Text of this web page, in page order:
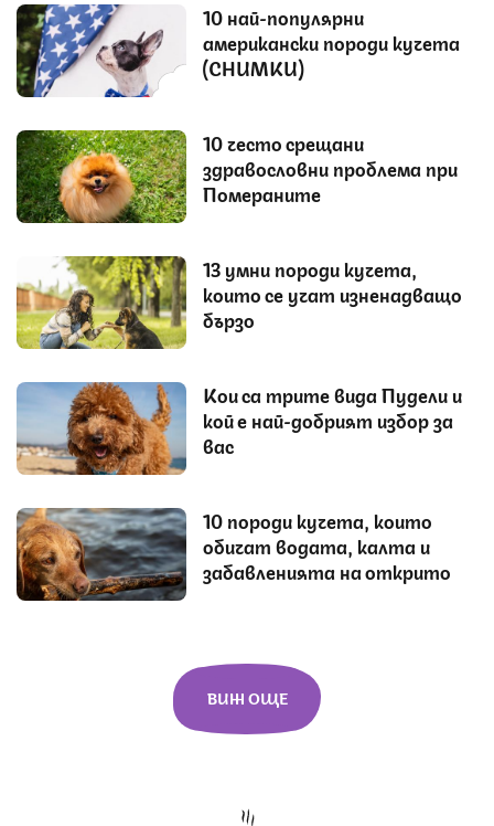
10 най-популярни
американски породи кучета
(СНИМКИ)
10 често срещани
здравословни проблема при
Помераните
13 умни породи кучета,
които се учат изненадващо
бързо
Кои са трите вида Пудели и
кой е най-добрият избор за
вас
10 породи кучета, които
обичат водата, калта и
забавленията на открито
ВИЖ ОЩЕ